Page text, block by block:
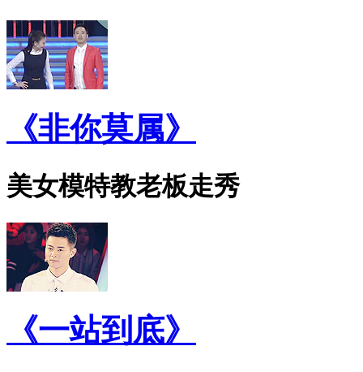
《非你莫属》
美女模特教老板走秀
《一站到底》